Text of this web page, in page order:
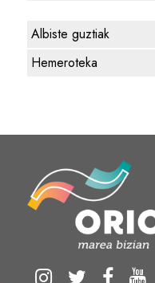
Albiste guztiak
Hemeroteka